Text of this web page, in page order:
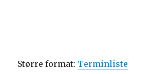
Større format: Terminliste